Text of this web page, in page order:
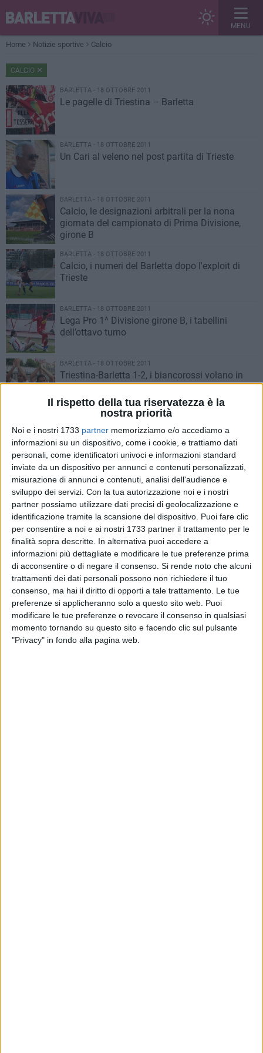
Il rispetto della tua riservatezza è la
nostra priorità
Noi e i nostri 1733 partner memorizziamo e/o accediamo a
informazioni su un dispositivo, come i cookie, e trattiamo dati
personali, come identificatori univoci e informazioni standard
inviate da un dispositivo per annunci e contenuti personalizzati,
misurazione di annunci e contenuti, analisi dell'audience e
sviluppo dei servizi. Con la tua autorizzazione noi e i nostri
partner possiamo utilizzare dati precisi di geolocalizzazione e
identificazione tramite la scansione del dispositivo. Puoi fare clic
per consentire a noi e ai nostri 1733 partner il trattamento per le
finalità sopra descritte. In alternativa puoi accedere a
informazioni più dettagliate e modificare le tue preferenze prima
di acconsentire o di negare il consenso. Si rende noto che alcuni
trattamenti dei dati personali possono non richiedere il tuo
consenso, ma hai il diritto di opporti a tale trattamento. Le tue
preferenze si applicheranno solo a questo sito web. Puoi
modificare le tue preferenze o revocare il consenso in qualsiasi
momento tornando su questo sito e facendo clic sul pulsante
"Privacy" in fondo alla pagina web.
MENU
Home Notizie sportive Calcio
CALCIO
BARLETTA - 18 OTTOBRE 2011
Le pagelle di Triestina – Barletta
BARLETTA - 18 OTTOBRE 2011
Un Cari al veleno nel post partita di Trieste
BARLETTA - 18 OTTOBRE 2011
Calcio, le designazioni arbitrali per la nona
giornata del campionato di Prima Divisione,
girone B
BARLETTA - 18 OTTOBRE 2011
Calcio, i numeri del Barletta dopo l'exploit di
Trieste
BARLETTA - 18 OTTOBRE 2011
Lega Pro 1^ Divisione girone B, i tabellini
dell’ottavo turno
BARLETTA - 18 OTTOBRE 2011
Triestina-Barletta 1-2, i biancorossi volano in
trasferta
BARLETTA - 18 OTTOBRE 2011
Barletta-Trapani, è partita la vendita dei biglietti
BARLETTA - 18 OTTOBRE 2011
Fischio finale: Triestina-Barletta 1-2
BARLETTA - 17 OTTOBRE 2011
Triestina-Barletta, le formazioni ufficiali
BARLETTA - 17 OTTOBRE 2011
Calcio, numeri e chiavi tattiche di Triestina-
Barletta
BARLETTA - 17 OTTOBRE 2011
Stasera appuntamento speciale con "Pronto